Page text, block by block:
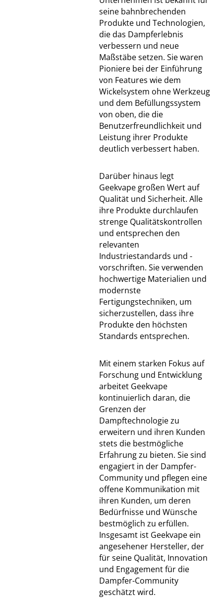
seine bahnbrechenden
Produkte und Technologien,
die das Dampferlebnis
verbessern und neue
Maßstäbe setzen. Sie waren
Pioniere bei der Einführung
von Features wie dem
Wickelsystem ohne Werkzeug
und dem Befüllungssystem
von oben, die die
Benutzerfreundlichkeit und
Leistung ihrer Produkte
deutlich verbessert haben.
Darüber hinaus legt
Geekvape großen Wert auf
Qualität und Sicherheit. Alle
ihre Produkte durchlaufen
strenge Qualitätskontrollen
und entsprechen den
relevanten
Industriestandards und -
vorschriften. Sie verwenden
hochwertige Materialien und
modernste
Fertigungstechniken, um
sicherzustellen, dass ihre
Produkte den höchsten
Standards entsprechen.
Mit einem starken Fokus auf
Forschung und Entwicklung
arbeitet Geekvape
kontinuierlich daran, die
Grenzen der
Dampftechnologie zu
erweitern und ihren Kunden
stets die bestmögliche
Erfahrung zu bieten. Sie sind
engagiert in der Dampfer-
Community und pflegen eine
offene Kommunikation mit
ihren Kunden, um deren
Bedürfnisse und Wünsche
bestmöglich zu erfüllen.
Insgesamt ist Geekvape ein
angesehener Hersteller, der
für seine Qualität, Innovation
und Engagement für die
Dampfer-Community
geschätzt wird.